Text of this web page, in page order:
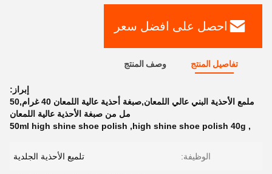
احصل على افضل سعر
تفاصيل المنتج وصف المنتج
إبراز:
ملمع الأحذية البني عالي اللمعان,صبغة أحذية عالية اللمعان 40 غرام,50
مل من صبغة الأحذية عالية اللمعان
,
high shine shoe polish 40g
,
50ml high shine shoe polish
الوظيفة: تلميع الأحذية الجلدية